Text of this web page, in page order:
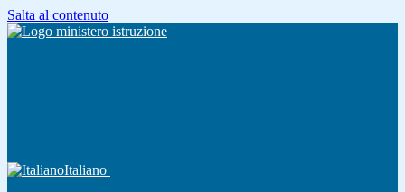
Salta al contenuto
Italiano